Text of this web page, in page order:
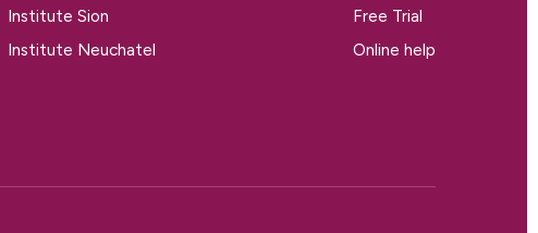
Institute Sion
Institute Neuchatel
Free Trial
Online help